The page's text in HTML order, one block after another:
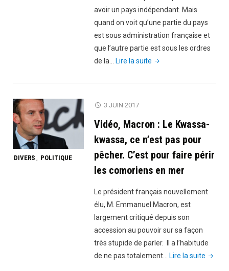
avoir un pays indépendant. Mais
quand on voit qu’une partie du pays
est sous administration française et
que l’autre partie est sous les ordres
de la…
Lire la suite "Les
rompent
diplomatiques
avec
pour
faire
plaisir
à
l’Arabie
Saoudite"
DIVERS , POLITIQUE
3 JUIN 2017
Vidéo, Macron : Le Kwassa-
kwassa, ce n’est pas pour
pêcher. C’est pour faire périr
les comoriens en mer
Le président français nouvellement
élu, M. Emmanuel Macron, est
largement critiqué depuis son
accession au pouvoir sur sa façon
très stupide de parler. Il a l’habitude
de ne pas totalement…
Lire la suite "Vidéo,